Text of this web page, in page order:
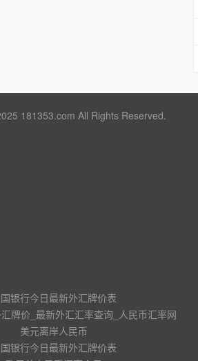
181353.com All Rights Reserved.
银行今日最新外汇牌价表
牌价_最新外汇汇率查询_人民币汇率网
美元离岸人民币
银行今日最新外汇牌价表